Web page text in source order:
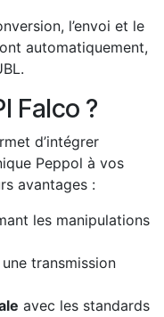
l’envoi et le
automatiquement,
Falco ?
d’intégrer
Peppol à vos
avantages :
les manipulations
transmission
avec les standards